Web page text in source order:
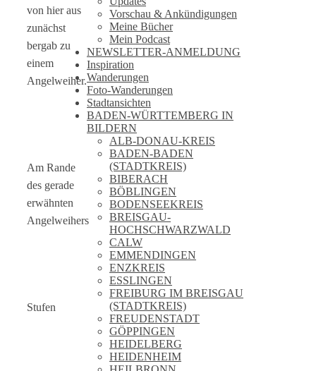
von hier aus
zunächst
bergab zu
einem
Angelweiher.
Am Rande
des gerade
erwähnten
Angelweihers
Stufen
Vorschau & Ankündigungen
Meine Bücher
Mein Podcast
NEWSLETTER-ANMELDUNG
Inspiration
Wanderungen
Foto-Wanderungen
Stadtansichten
BADEN-WÜRTTEMBERG IN
BILDERN
ALB-DONAU-KREIS
BADEN-BADEN
(STADTKREIS)
BIBERACH
BÖBLINGEN
BODENSEEKREIS
BREISGAU-
HOCHSCHWARZWALD
CALW
EMMENDINGEN
ENZKREIS
ESSLINGEN
FREIBURG IM BREISGAU
(STADTKREIS)
FREUDENSTADT
GÖPPINGEN
HEIDELBERG
HEIDENHEIM